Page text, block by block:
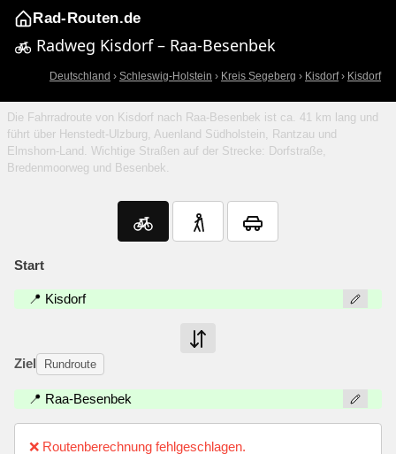
Rad-Routen.de
Radweg Kisdorf – Raa-Besenbek
Deutschland › Schleswig-Holstein › Kreis Segeberg › Kisdorf› Kisdorf
Die Fahrradroute von Kisdorf nach Raa-Besenbek ist ca. 41 km lang und
führt über Henstedt-Ulzburg, Auenland Südholstein, Rantzau und
Elmshorn-Land. Wichtige Straßen auf der Strecke: Dorfstraße,
Bredenmoorweg und Besenbek.
Start
📍 Kisdorf
Ziel Rundroute
📍 Raa-Besenbek
❌ Routenberechnung fehlgeschlagen.